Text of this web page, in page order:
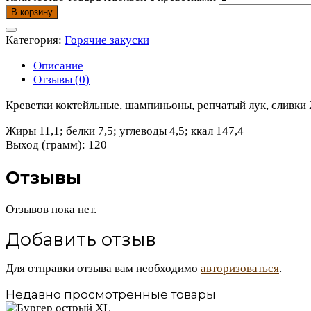
В корзину
Категория: Горячие закуски
Описание
Отзывы (0)
Креветки коктейльные, шампиньоны, репчатый лук, сливки
Жиры 11,1; белки 7,5; углеводы 4,5; ккал 147,4
Выход (грамм): 120
Отзывы
Отзывов пока нет.
Добавить отзыв
Для отправки отзыва вам необходимо авторизоваться.
Недавно просмотренные товары